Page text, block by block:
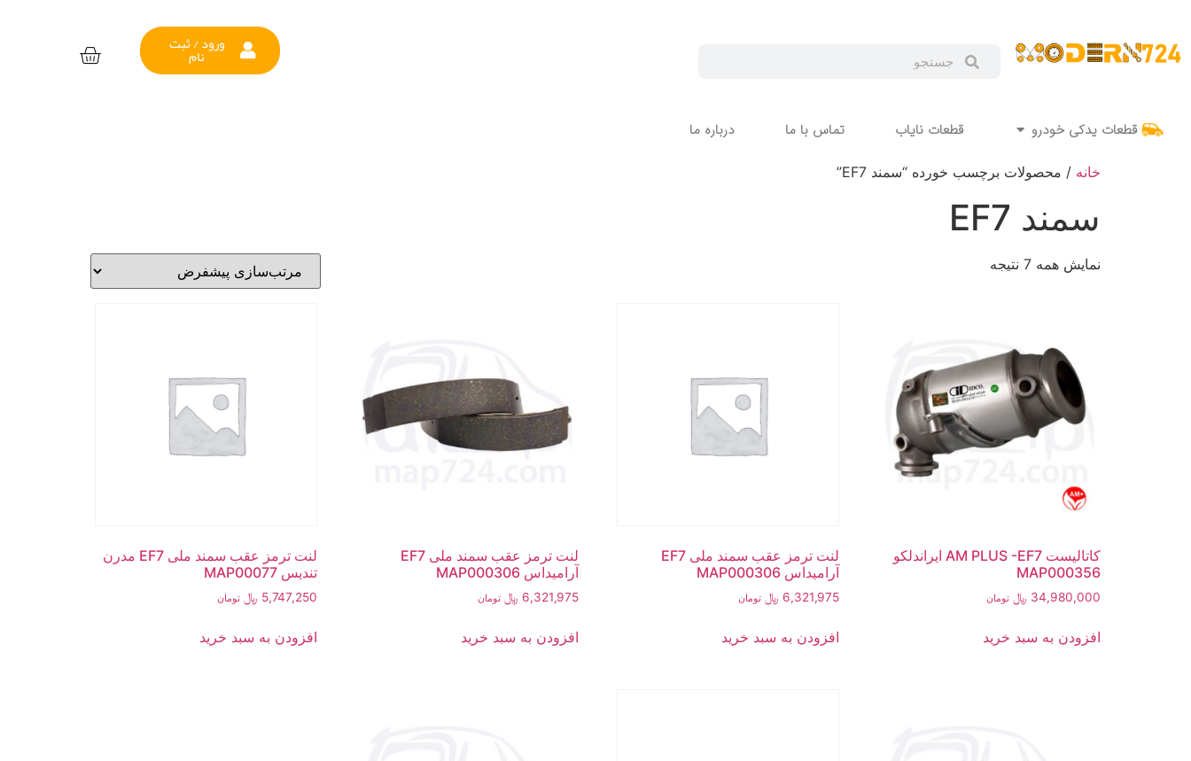
ورود / ثبت
نام
قطعات یدکی خودرو قطعات نایاب تماس با ما درباره ما
خانه / محصولات برچسب خورده “سمند EF7”
سمند EF7
نمایش همه 7 نتیجه
کاتالیست AM PLUS -EF7 ایراندلکو
MAP000356
34,980,000 ﷼ تومان
افزودن به سبد خرید
لنت ترمز عقب سمند ملی EF7
آرامیداس MAP000306
6,321,975 ﷼ تومان
افزودن به سبد خرید
لنت ترمز عقب سمند ملی EF7
آرامیداس MAP000306
6,321,975 ﷼ تومان
افزودن به سبد خرید
لنت ترمز عقب سمند ملی EF7 مدرن
تندیس MAP00077
5,747,250 ﷼ تومان
افزودن به سبد خرید